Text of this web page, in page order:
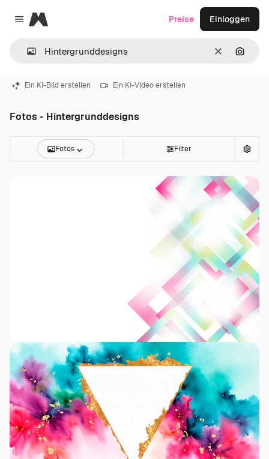
Close menu
Magnific
LöschenNach
Preise Einloggen
Ein KI-Bild erstellen Ein KI-Video erstellen
Fotos - Hintergrunddesigns
Fotos Filter